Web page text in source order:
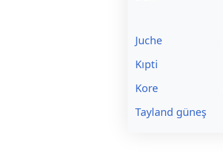
Juche
Kıpti
Kore
Tayland güneş